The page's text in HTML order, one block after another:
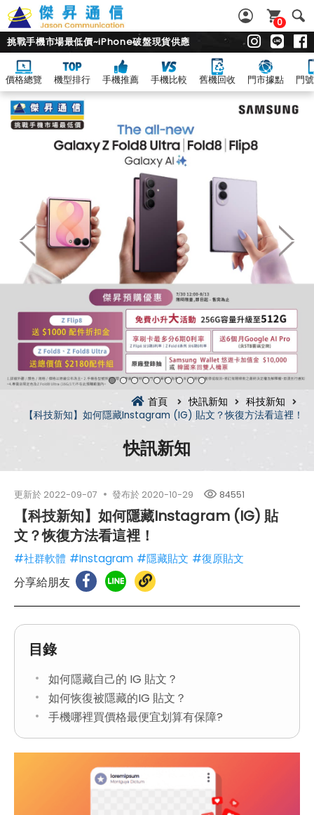
0
挑戰手機市場最低價~iPhone破盤現貨供應
價格總覽 機型排行 手機推薦 手機比較 舊機回收 門市據點 門
首頁 快訊新知
科技新知
【科技新知】如何隱藏Instagram (IG) 貼文？恢復方法看這裡！
快訊新知
更新於 2022-09-07 發布於 2020-10-29 84551
【科技新知】如何隱藏Instagram (IG) 貼
文？恢復方法看這裡！
#社群軟體 #Instagram #隱藏貼文 #復原貼文
分享給朋友
目錄
如何隱藏自己的 IG 貼文？
如何恢復被隱藏的IG 貼文？
手機哪裡買價格最便宜划算有保障?